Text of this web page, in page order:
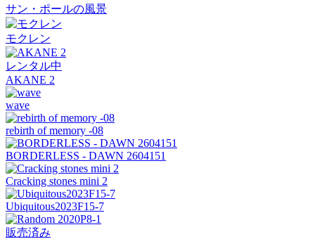
サン・ポールの風景
モクレン
レンタル中
AKANE 2
wave
rebirth of memory -08
BORDERLESS - DAWN 2604151
Cracking stones mini 2
Ubiquitous2023F15-7
販売済み